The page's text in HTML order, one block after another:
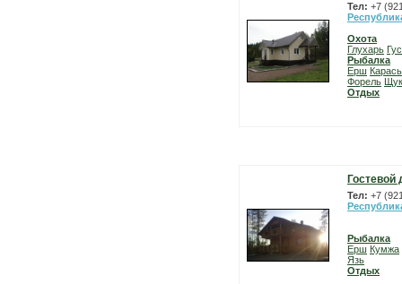
Тел: +7
Охота
Глухарь
Рыбалка
Ерш Карась
Форель
Отдых
Тел: +7
Рыбалка
Ерш Кумжа
Язь
Отдых